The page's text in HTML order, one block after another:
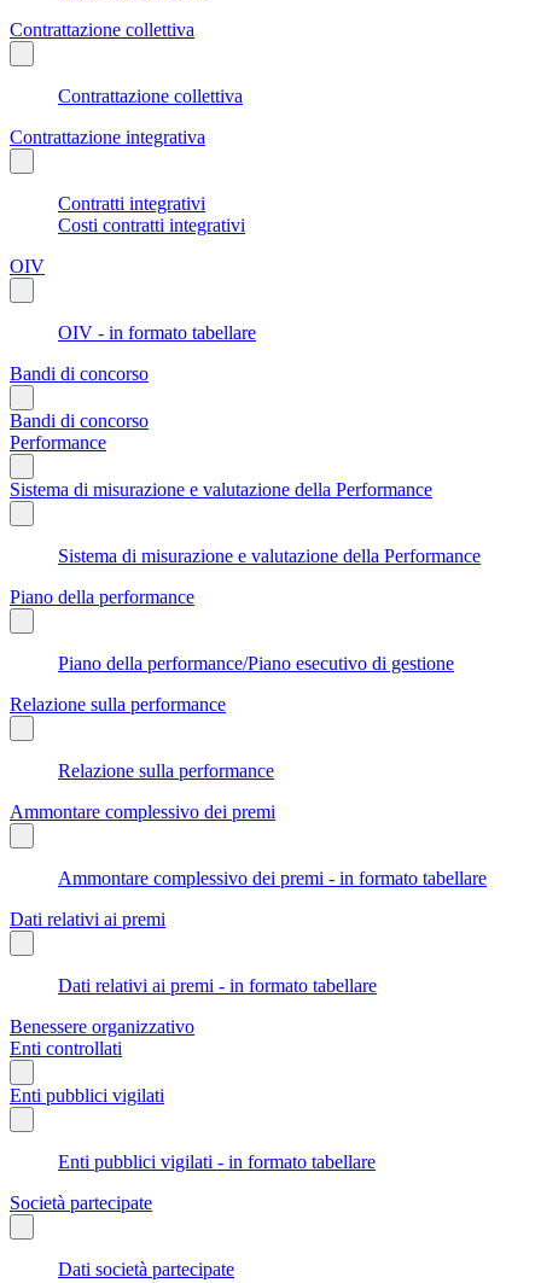
Contrattazione collettiva
Contrattazione collettiva
Contrattazione integrativa
Contratti integrativi
Costi contratti integrativi
OIV
OIV - in formato tabellare
Bandi di concorso
Bandi di concorso
Performance
Sistema di misurazione e valutazione della Performance
Sistema di misurazione e valutazione della Performance
Piano della performance
Piano della performance/Piano esecutivo di gestione
Relazione sulla performance
Relazione sulla performance
Ammontare complessivo dei premi
Ammontare complessivo dei premi - in formato tabellare
Dati relativi ai premi
Dati relativi ai premi - in formato tabellare
Benessere organizzativo
Enti controllati
Enti pubblici vigilati
Enti pubblici vigilati - in formato tabellare
Società partecipate
Dati società partecipate